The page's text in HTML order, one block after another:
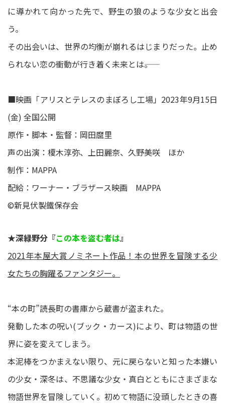
に導かれて向かった先で、野生の狼のような少女と出会
う。
その出会いは、世界の均衡が崩れるはじまりだった。止め
られない恋の衝動が行き着く未来とは――。
■映画「アリスとテレスのまぼろし⼯場」2023年9⽉15⽇
(⾦) 全国公開
原作・脚本・監督：岡田麿里
声の出演：榎⽊淳弥、上⽥麗奈、久野美咲 ほか
制作：MAPPA
配給：ワーナー・ブラザース映画 MAPPA
©新見伏製鐵保存会
★深緑野分『この本を盗む者は』
2021年本屋大賞ノミネート作品！本の世界を冒険する少
女たちの胸躍るファンタジー。
“本の町”読長町の書庫から蔵書が盗まれた。
発動した本の呪い(ブック・カース)により、町は物語の世
界に姿を変えてしまう。
本泥棒をつかまえない限り、元に戻らないと知った本嫌い
の少女・深冬は、不思議な少女・真白とともにさまざまな
物語世界を冒険していく。初めて物語に没頭したときの喜